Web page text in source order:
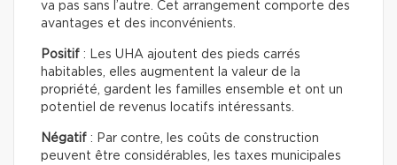
va pas sans l’autre. Cet arrangement comporte des
avantages et des inconvénients.
Positif : Les UHA ajoutent des pieds carrés
habitables, elles augmentent la valeur de la
propriété, gardent les familles ensemble et ont un
potentiel de revenus locatifs intéressants.
Négatif : Par contre, les coûts de construction
peuvent être considérables, les taxes municipales